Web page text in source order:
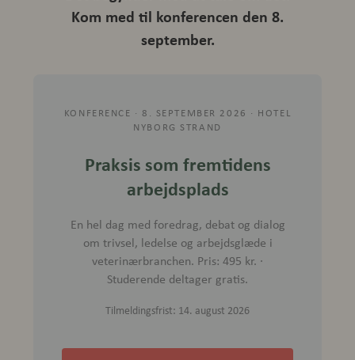
Kom med til konferencen den 8.
september.
KONFERENCE · 8. SEPTEMBER 2026 · HOTEL
NYBORG STRAND
Praksis som fremtidens
arbejdsplads
En hel dag med foredrag, debat og dialog
om trivsel, ledelse og arbejdsglæde i
veterinærbranchen. Pris: 495 kr. ·
Studerende deltager gratis.
Tilmeldingsfrist: 14. august 2026